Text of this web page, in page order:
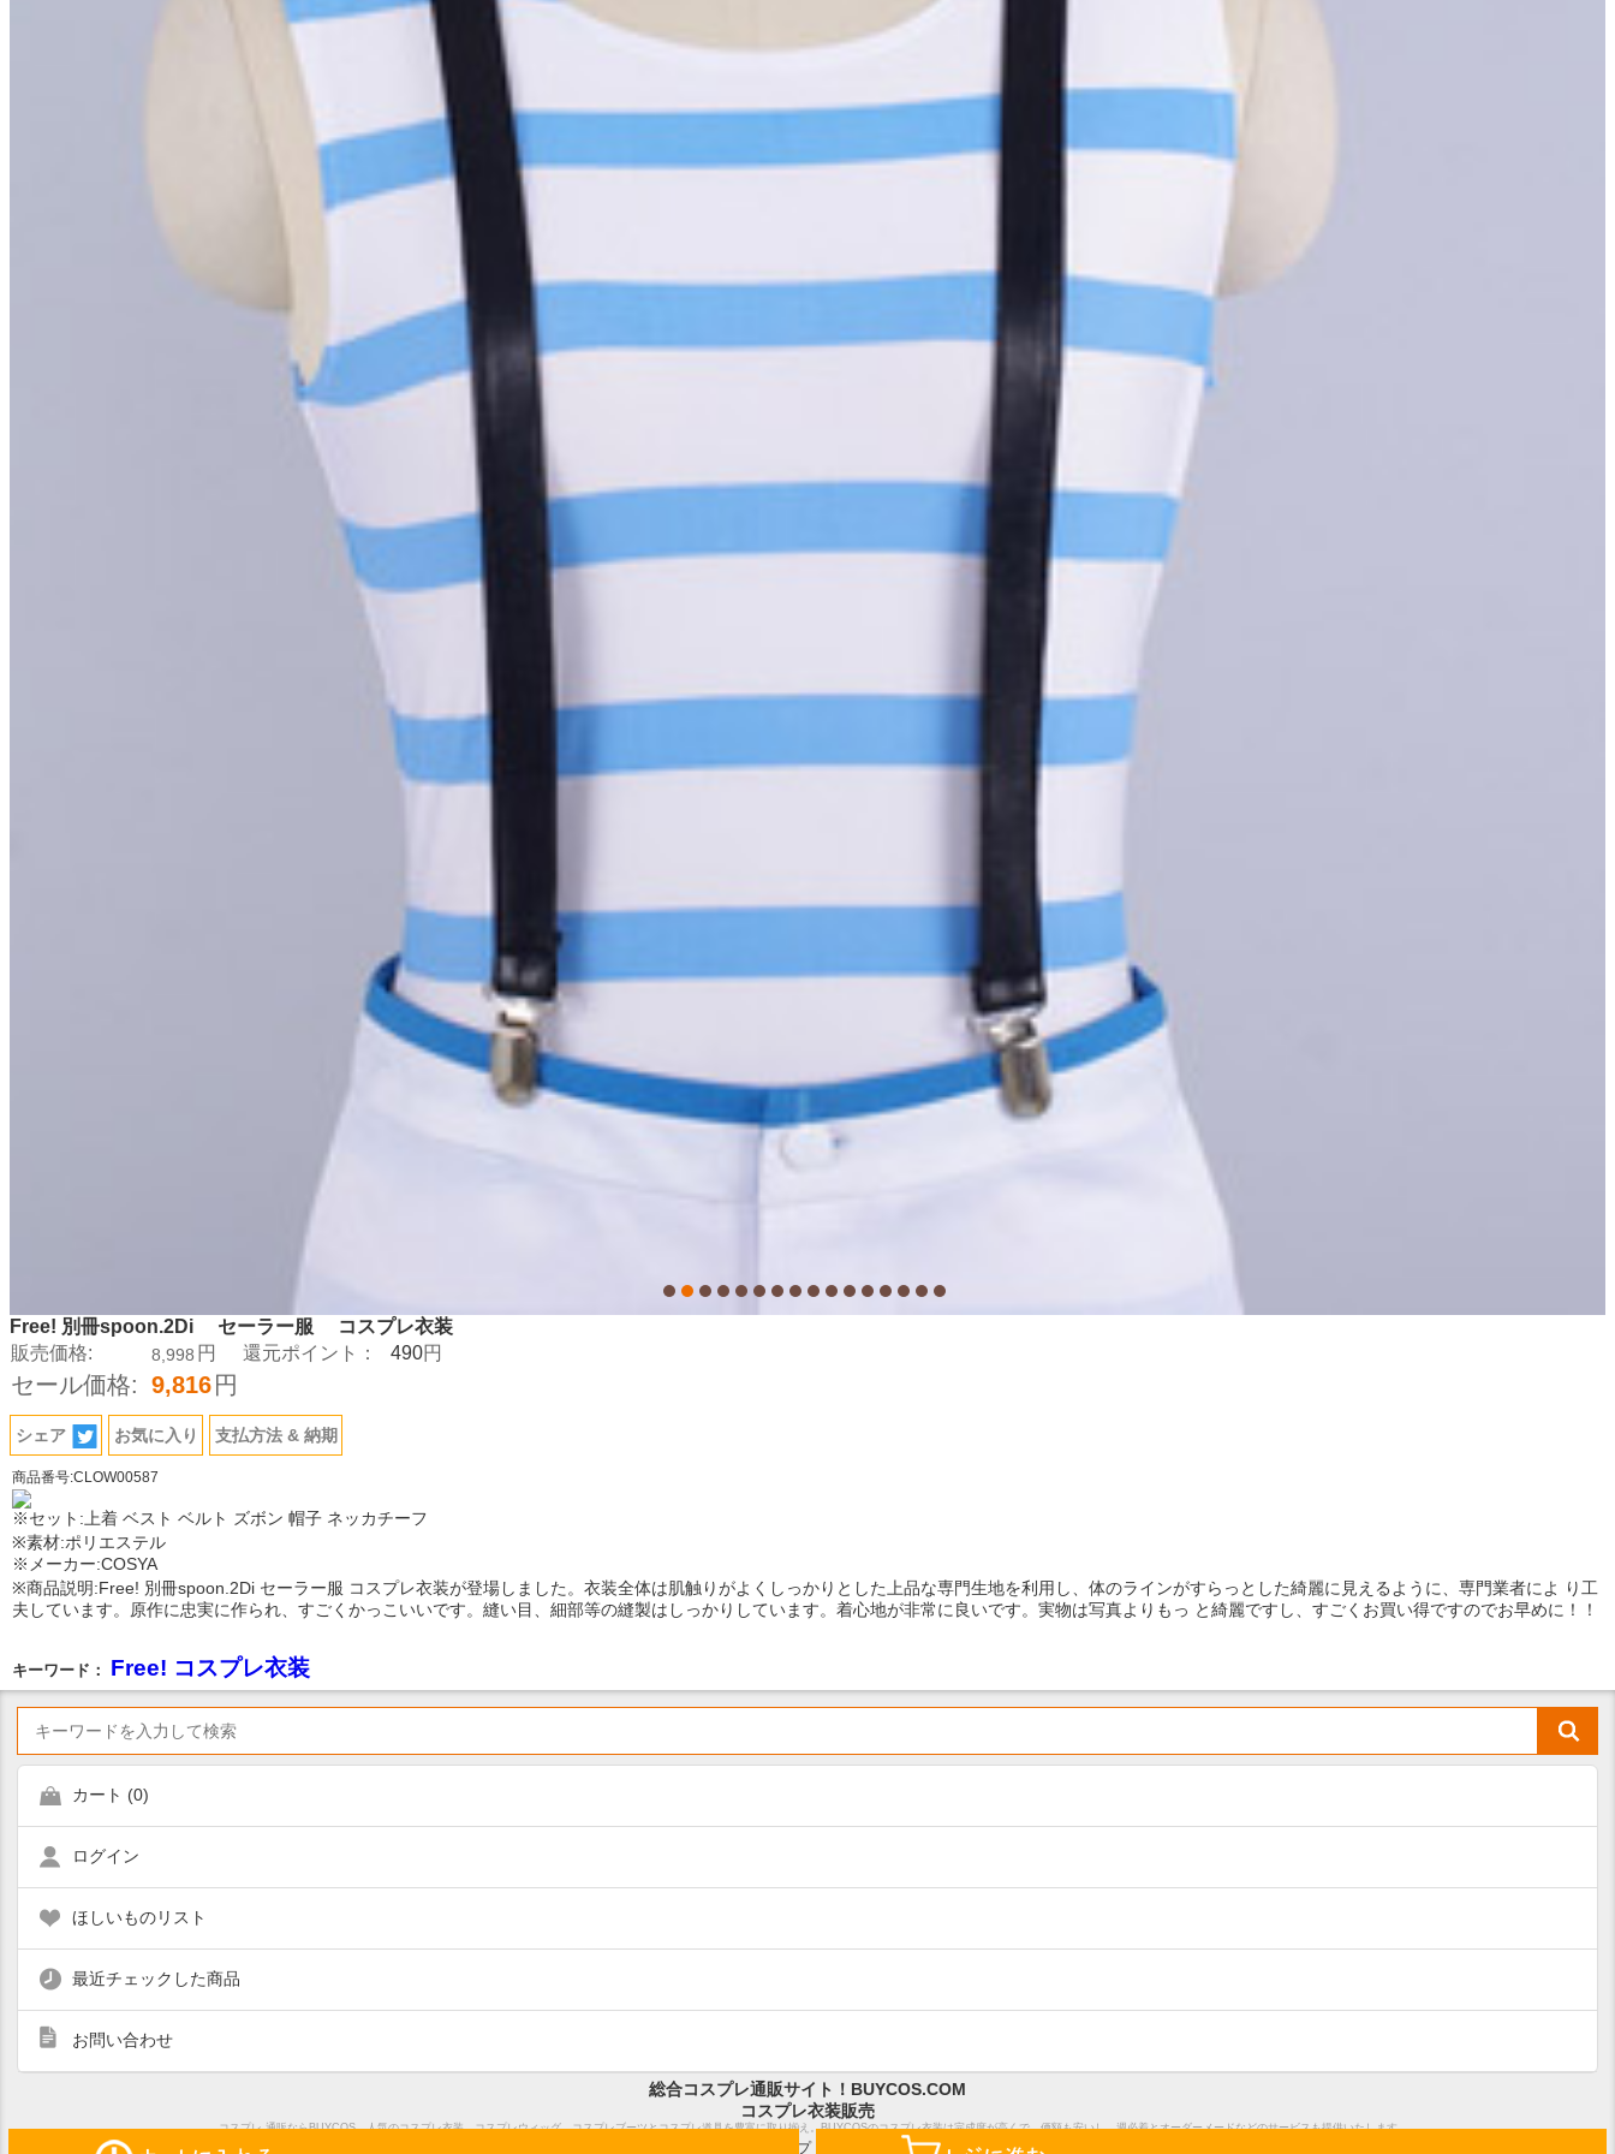
Free! 別冊spoon.2Di セーラー服 コスプレ衣装
販売価格:
8,998 円 還元ポイント： 490円
セール価格: 9,816 円
シェア お気に入り 支払方法 & 納期
商品番号:CLOW00587
※セット:上着 ベスト ベルト ズボン 帽子 ネッカチーフ
※素材:ポリエステル
※メーカー:COSYA
※商品説明:Free! 別冊spoon.2Di セーラー服 コスプレ衣装が登場しました。衣装全体は肌触りがよくしっかりとした上品な専門生地を利用し、体のラインがすらっとした綺麗に見えるように、専門業者によ り工
夫しています。原作に忠実に作られ、すごくかっこいいです。縫い目、細部等の縫製はしっかりしています。着心地が非常に良いです。実物は写真よりもっ と綺麗ですし、すごくお買い得ですのでお早めに！！
キーワード： Free! コスプレ衣装
カート (0)
ログイン
ほしいものリスト
最近チェックした商品
お問い合わせ
総合コスプレ通販サイト！BUYCOS.COM
コスプレ衣装販売
コスプレ 通販ならBUYCOS。人気のコスプレ衣装、コスプレウィッグ、コスプレブーツとコスプレ道具を豊富に取り揃え。BUYCOSのコスプレ衣装は完成度が高くで、価額も安いし、週必着とオーダーメードなどのサービスも提供いたします
サイトマップ 特定商取引法表示